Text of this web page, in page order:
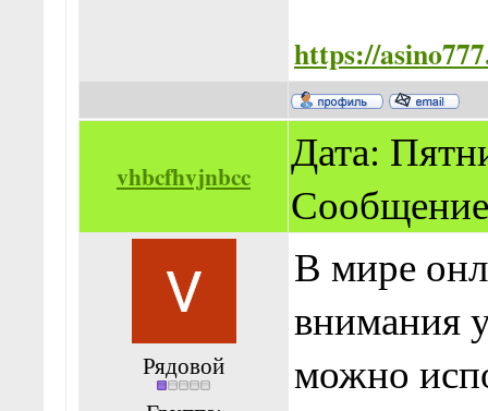
https://
vhbcfhvjnbcc
Дата:
Рядовой
В мире
внимания
можно